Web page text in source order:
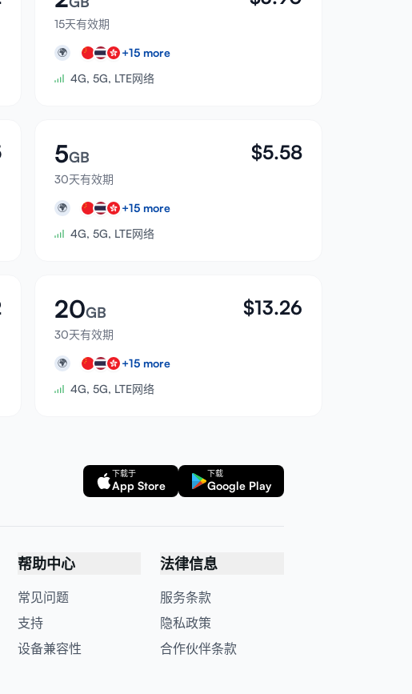
15天有效期
🌍 +15 more
4G, 5G, LTE网络
5GB
30天有效期
$5.58
🌍 +15 more
4G, 5G, LTE网络
20GB
30天有效期
$13.26
🌍 +15 more
4G, 5G, LTE网络
下载于
App Store
下载
Google Play
帮助中心
常见问题
支持
设备兼容性
法律信息
服务条款
隐私政策
合作伙伴条款